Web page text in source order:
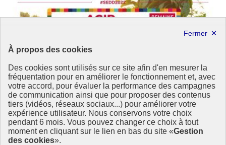
À propos des cookies
Des cookies sont utilisés sur ce site afin d'en mesurer la
fréquentation pour en améliorer le fonctionnement et, avec
votre accord, pour évaluer la performance des campagnes
de communication ainsi que pour proposer des contenus
tiers (vidéos, réseaux sociaux...) pour améliorer votre
expérience utilisateur. Nous conservons votre choix
pendant 6 mois. Vous pouvez changer ce choix à tout
moment en cliquant sur le lien en bas du site «Gestion
des cookies».